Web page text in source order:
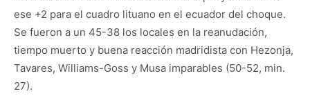
ese +2 para el cuadro lituano en el ecuador del choque.
Se fueron a un 45-38 los locales en la reanudación,
tiempo muerto y buena reacción madridista con Hezonja,
Tavares, Williams-Goss y Musa imparables (50-52, min.
27).